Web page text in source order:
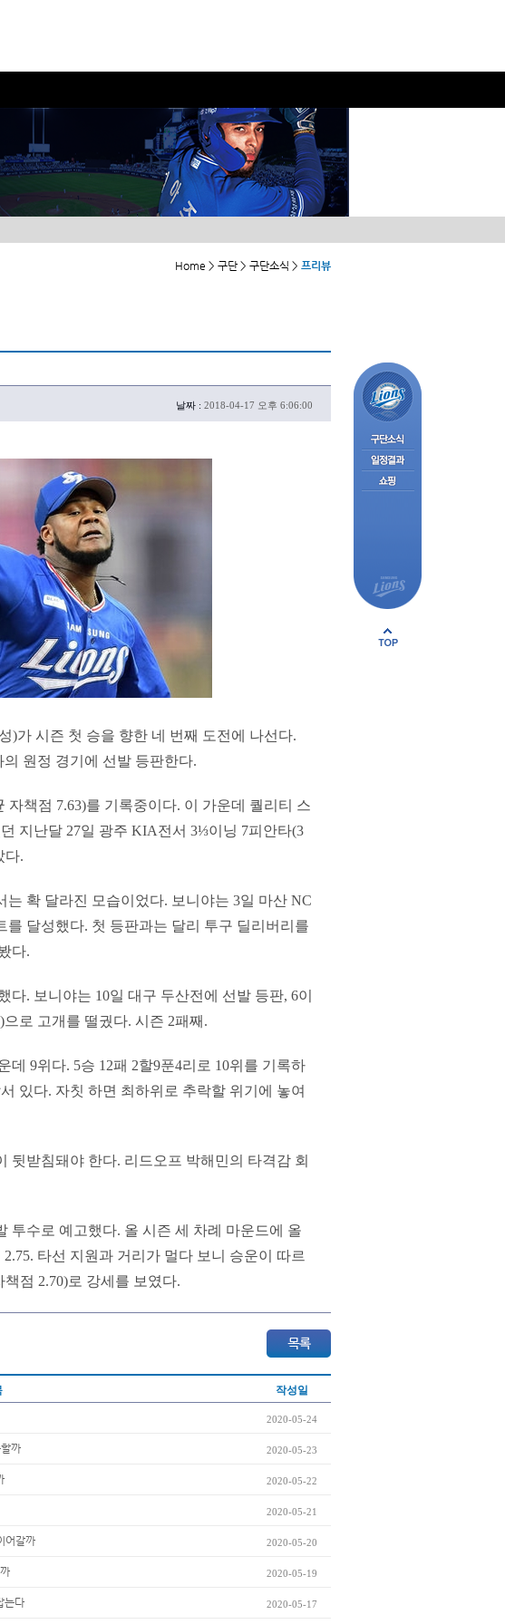
Home > 구단 > 구단소식 > 프리뷰
날짜 : 2018-04-17 오후 6:06:00
)가 시즌 첫 승을 향한 네 번째 도전에 나선다.
원정 경기에 선발 등판한다.
책점 7.63)를 기록중이다. 이 가운데 퀄리티 스
지난달 27일 광주 KIA전서 3⅓이닝 7피안타(3
다.
확 달라진 모습이었다. 보니야는 3일 마산 NC
달성했다. 첫 등판과는 달리 투구 딜리버리를
다.
. 보니야는 10일 대구 두산전에 선발 등판, 6이
로 고개를 떨궜다. 시즌 2패째.
데 9위다. 5승 12패 2할9푼4리로 10위를 기록하
있다. 자칫 하면 최하위로 추락할 위기에 놓여
뒷받침돼야 한다. 리드오프 박해민의 타격감 회
투수로 예고했다. 올 시즌 세 차례 마운드에 올
타선 지원과 거리가 멀다 보니 승운이 따르
점 2.70)로 강세를 보였다.
작성일
2020-05-24
까 2020-05-23
2020-05-22
2020-05-21
어갈까 2020-05-20
2020-05-19
는다 2020-05-17